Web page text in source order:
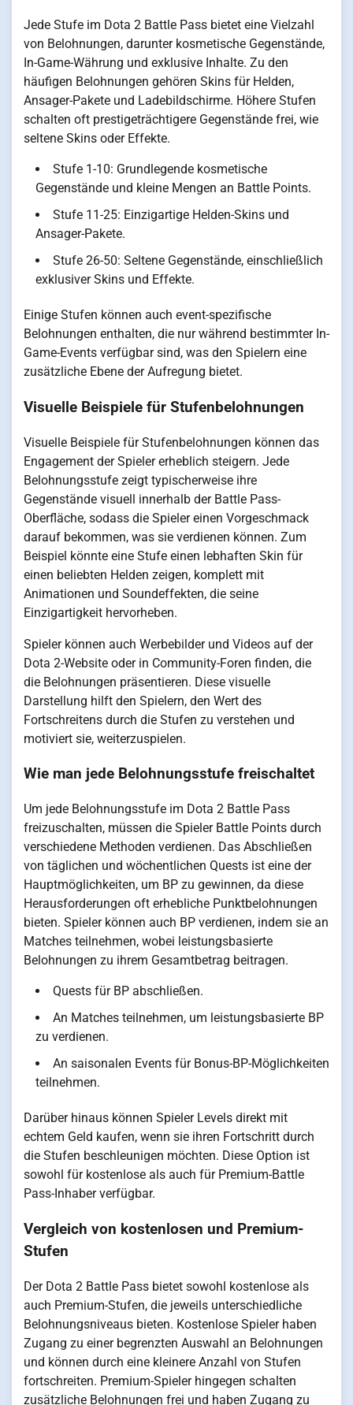
Jede Stufe im Dota 2 Battle Pass bietet eine Vielzahl
von Belohnungen, darunter kosmetische Gegenstände,
In-Game-Währung und exklusive Inhalte. Zu den
häufigen Belohnungen gehören Skins für Helden,
Ansager-Pakete und Ladebildschirme. Höhere Stufen
schalten oft prestigeträchtigere Gegenstände frei, wie
seltene Skins oder Effekte.
Stufe 1-10: Grundlegende kosmetische
Gegenstände und kleine Mengen an Battle Points.
Stufe 11-25: Einzigartige Helden-Skins und
Ansager-Pakete.
Stufe 26-50: Seltene Gegenstände, einschließlich
exklusiver Skins und Effekte.
Einige Stufen können auch event-spezifische
Belohnungen enthalten, die nur während bestimmter In-
Game-Events verfügbar sind, was den Spielern eine
zusätzliche Ebene der Aufregung bietet.
Visuelle Beispiele für Stufenbelohnungen
Visuelle Beispiele für Stufenbelohnungen können das
Engagement der Spieler erheblich steigern. Jede
Belohnungsstufe zeigt typischerweise ihre
Gegenstände visuell innerhalb der Battle Pass-
Oberfläche, sodass die Spieler einen Vorgeschmack
darauf bekommen, was sie verdienen können. Zum
Beispiel könnte eine Stufe einen lebhaften Skin für
einen beliebten Helden zeigen, komplett mit
Animationen und Soundeffekten, die seine
Einzigartigkeit hervorheben.
Spieler können auch Werbebilder und Videos auf der
Dota 2-Website oder in Community-Foren finden, die
die Belohnungen präsentieren. Diese visuelle
Darstellung hilft den Spielern, den Wert des
Fortschreitens durch die Stufen zu verstehen und
motiviert sie, weiterzuspielen.
Wie man jede Belohnungsstufe freischaltet
Um jede Belohnungsstufe im Dota 2 Battle Pass
freizuschalten, müssen die Spieler Battle Points durch
verschiedene Methoden verdienen. Das Abschließen
von täglichen und wöchentlichen Quests ist eine der
Hauptmöglichkeiten, um BP zu gewinnen, da diese
Herausforderungen oft erhebliche Punktbelohnungen
bieten. Spieler können auch BP verdienen, indem sie an
Matches teilnehmen, wobei leistungsbasierte
Belohnungen zu ihrem Gesamtbetrag beitragen.
Quests für BP abschließen.
An Matches teilnehmen, um leistungsbasierte BP
zu verdienen.
An saisonalen Events für Bonus-BP-Möglichkeiten
teilnehmen.
Darüber hinaus können Spieler Levels direkt mit
echtem Geld kaufen, wenn sie ihren Fortschritt durch
die Stufen beschleunigen möchten. Diese Option ist
sowohl für kostenlose als auch für Premium-Battle
Pass-Inhaber verfügbar.
Vergleich von kostenlosen und Premium-
Stufen
Der Dota 2 Battle Pass bietet sowohl kostenlose als
auch Premium-Stufen, die jeweils unterschiedliche
Belohnungsniveaus bieten. Kostenlose Spieler haben
Zugang zu einer begrenzten Auswahl an Belohnungen
und können durch eine kleinere Anzahl von Stufen
fortschreiten. Premium-Spieler hingegen schalten
zusätzliche Belohnungen frei und haben Zugang zu